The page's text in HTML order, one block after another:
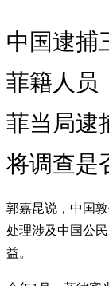
中国逮捕
菲籍人员
菲当局逮
将调查是
郭嘉昆说，中国
处理涉及中国公
益。